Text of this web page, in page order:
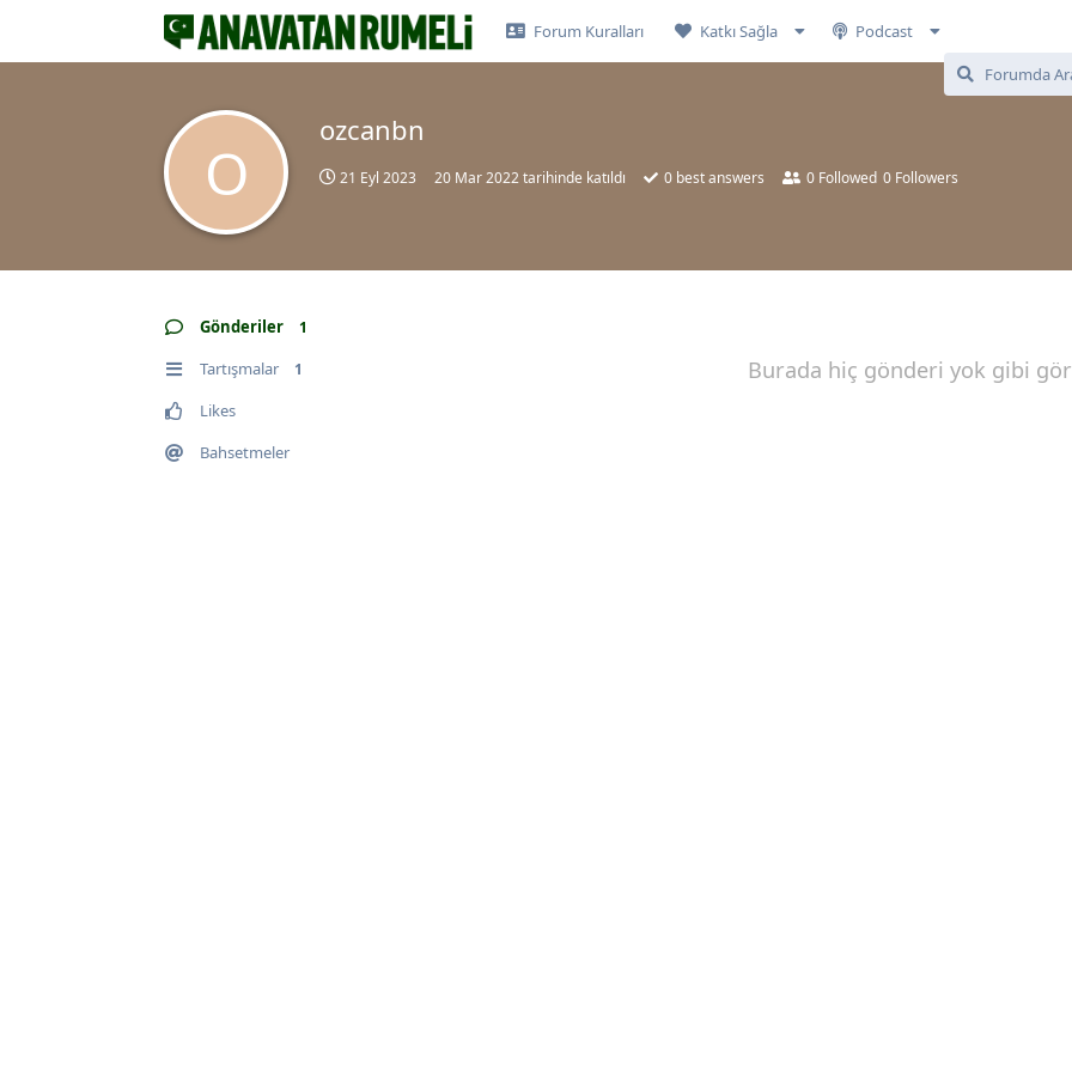
Forum Kuralları Katkı Sağla Podcast
O
ozcanbn
21 Eyl 2023 20 Mar 2022tarihinde katıldı 0 best answers 0 Followed 0 Followers
Gönderiler 1
Tartışmalar 1
Likes
Bahsetmeler
Burada hiç gönderi yok gibi